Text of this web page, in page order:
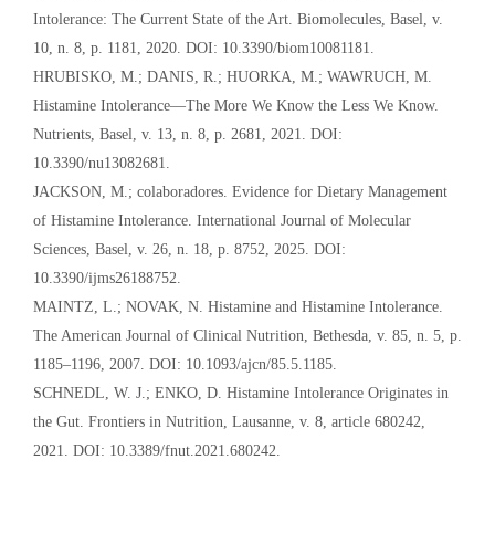
Intolerance: The Current State of the Art. Biomolecules, Basel, v.
10, n. 8, p. 1181, 2020. DOI: 10.3390/biom10081181.
HRUBISKO, M.; DANIS, R.; HUORKA, M.; WAWRUCH, M.
Histamine Intolerance—The More We Know the Less We Know.
Nutrients, Basel, v. 13, n. 8, p. 2681, 2021. DOI:
10.3390/nu13082681.
JACKSON, M.; colaboradores. Evidence for Dietary Management
of Histamine Intolerance. International Journal of Molecular
Sciences, Basel, v. 26, n. 18, p. 8752, 2025. DOI:
10.3390/ijms26188752.
MAINTZ, L.; NOVAK, N. Histamine and Histamine Intolerance.
The American Journal of Clinical Nutrition, Bethesda, v. 85, n. 5, p.
1185–1196, 2007. DOI: 10.1093/ajcn/85.5.1185.
SCHNEDL, W. J.; ENKO, D. Histamine Intolerance Originates in
the Gut. Frontiers in Nutrition, Lausanne, v. 8, article 680242,
2021. DOI: 10.3389/fnut.2021.680242.